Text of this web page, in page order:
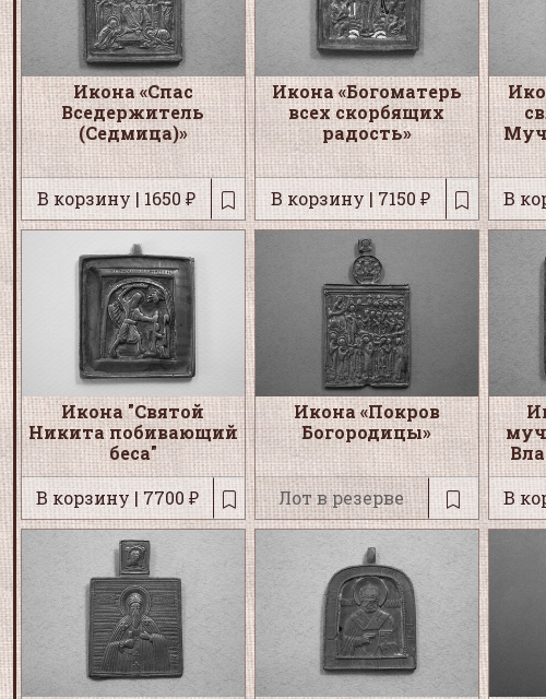
Икона «Спас
Вседержитель
(Седмица)»
В корзину | 1650 ₽
Икона «Богоматерь
всех скорбящих
радость»
В корзину | 7150 ₽
В
Икона "Святой
Никита побивающий
беса"
В корзину | 7700 ₽
Икона «Покров
Богородицы»
Лот в резерве
В